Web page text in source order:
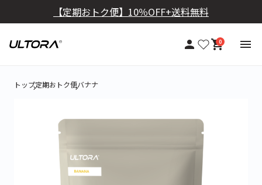
トップ定期おトク便バナナ
【定期おトク便】10％OFF+送料無料
0